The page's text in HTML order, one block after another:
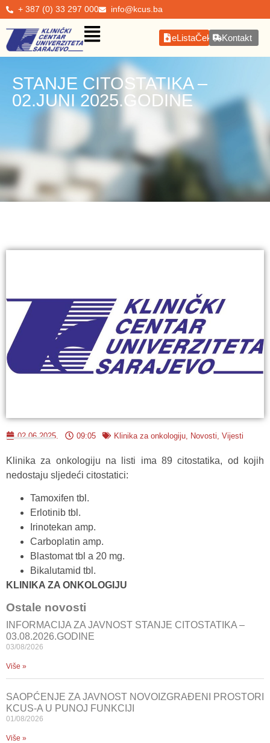
+ 387 (0) 33 297 000 info@kcus.ba
eListaČekanjaKontakt
STANJE CITOSTATIKA –
02.JUNI 2025.GODINE
02.06.2025. 09:05 Klinika za onkologiju Novosti Vijesti
Klinika za onkologiju na listi ima 89 citostatika, od kojih
nedostaju sljedeći citostatici:
Tamoxifen tbl.
Erlotinib tbl.
Irinotekan amp.
Carboplatin amp.
Blastomat tbl a 20 mg.
Bikalutamid tbl.
KLINIKA ZA ONKOLOGIJU
Ostale novosti
INFORMACIJA ZA JAVNOST STANJE CITOSTATIKA –
03.08.2026.GODINE
03/08/2026
Više »
SAOPĆENJE ZA JAVNOST NOVOIZGRAĐENI PROSTORI
KCUS-A U PUNOJ FUNKCIJI
01/08/2026
Više »